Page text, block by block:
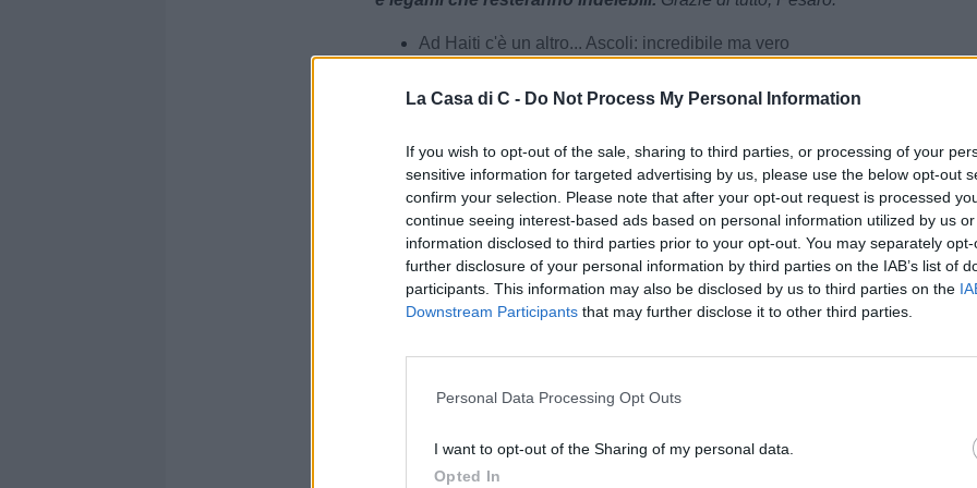
La Casa di C - Do Not Process My Personal Information
If you wish to opt-out of the sale, sharing to third parties, or processing of your
sensitive information for targeted advertising by us, please use the below opt-out
confirm your selection. Please note that after your opt-out request is processed
continue seeing interest-based ads based on personal information utilized by us
information disclosed to third parties prior to your opt-out. You may separately
further disclosure of your personal information by third parties on the IAB’s list of
participants. This information may also be disclosed by us to third parties on the
Downstream Participants that may further disclose it to other third parties.
Personal Data Processing Opt Outs
I want to opt-out of the Sharing of my personal data.
Opted In
Ad Haiti c'è un altro... Ascoli: incredibile ma vero
Sezione:Girone B / Data:Gio 11 giugno 2026 alle 10:45
Condividi Tweet